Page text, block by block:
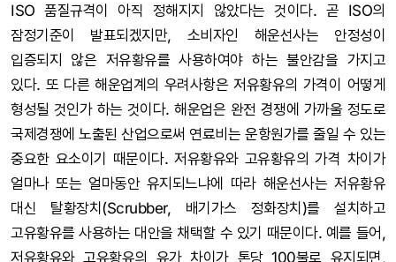
ISO 품질규격이 아직 정해지지 않았다는 것이다. 곧 ISO의
잠정기준이 발표되겠지만, 소비자인 해운선사는 안정성이
입증되지 않은 저유황유를 사용하여야 하는 불안감을 가지고
있다. 또 다른 해운업계의 우려사항은 저유황유의 가격이 어떻게
형성될 것인가 하는 것이다. 해운업은 완전 경쟁에 가까울 정도로
국제경쟁에 노출된 산업으로써 연료비는 운항원가를 줄일 수 있는
중요한 요소이기 때문이다. 저유황유와 고유황유의 가격 차이가
얼마나 또는 얼마동안 유지되느냐에 따라 해운선사는 저유황유
대신 탈황장치(Scrubber, 배기가스 정화장치)를 설치하고
고유황유를 사용하는 대안을 채택할 수 있기 때문이다. 예를 들어,
저유황유와 고유황유의 유가 차이가 톤당 100불로 유지되면,